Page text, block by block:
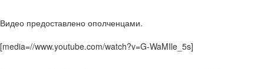
Видео предоставлено ополченцами.
[media=//www.youtube.com/watch?v=G-WaMIle_5s]